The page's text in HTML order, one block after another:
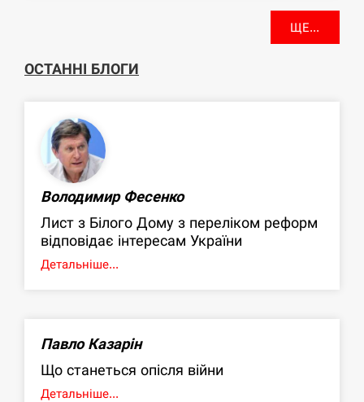
ЩЕ...
ОСТАННІ БЛОГИ
Володимир Фесенко
Лист з Білого Дому з переліком реформ
відповідає інтересам України
Детальніше...
Павло Казарін
Що станеться опісля війни
Детальніше...